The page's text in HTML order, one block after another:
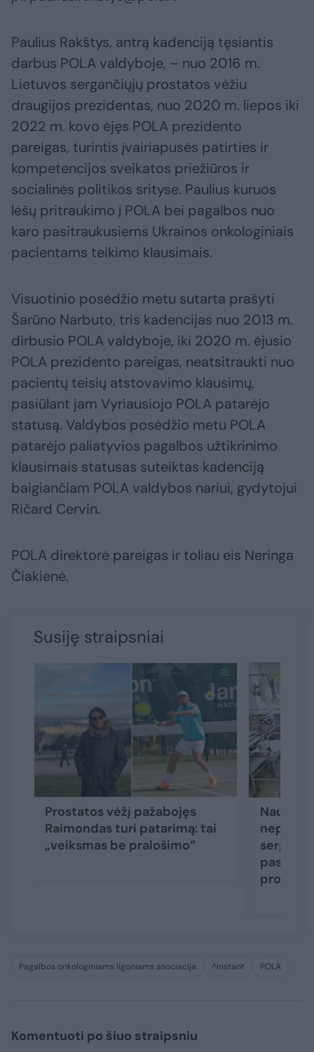
Paulius Rakštys, antrą kadenciją tęsiantis
darbus POLA valdyboje, – nuo 2016 m.
Lietuvos sergančiųjų prostatos vėžiu
draugijos prezidentas, nuo 2020 m. liepos iki
2022 m. kovo ėjęs POLA prezidento
pareigas, turintis įvairiapusės patirties ir
kompetencijos sveikatos priežiūros ir
socialinės politikos srityse. Paulius kuruos
lėšų pritraukimo į POLA bei pagalbos nuo
karo pasitraukusiems Ukrainos onkologiniais
pacientams teikimo klausimais.
Visuotinio posėdžio metu sutarta prašyti
Šarūno Narbuto, tris kadencijas nuo 2013 m.
dirbusio POLA valdyboje, iki 2020 m. ėjusio
POLA prezidento pareigas, neatsitraukti nuo
pacientų teisių atstovavimo klausimų,
pasiūlant jam Vyriausiojo POLA patarėjo
statusą. Valdybos posėdžio metu POLA
patarėjo paliatyvios pagalbos užtikrinimo
klausimais statusas suteiktas kadenciją
baigiančiam POLA valdybos nariui, gydytojui
Ričard Cervin.
POLA direktorė pareigas ir toliau eis Neringa
Čiakienė.
Susiję straipsniai
Prostatos vėžį pažabojęs
Raimondas turi patarimą: tai
„veiksmas be pralošimo“
Pagalbos onkologiniams ligoniams asociacija ^Instant POLA
Komentuoti po šiuo straipsniu